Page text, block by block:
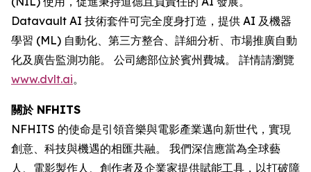
Datavault AI 技術套件可完全度身打造，提供 AI 及機器
學習 (ML) 自動化、第三方整合、詳細分析、市場推廣自動
化及廣告監測功能。 公司總部位於賓州費城。 詳情請瀏覽
www.dvlt.ai。
關於 NFHITS
NFHITS 的使命是引領音樂與電影產業邁向新世代，實現
創意、科技與機遇的相匯共融。 我們深信應當為全球藝
人、電影製作人、創作者及企業家提供賦能工具，以打破障